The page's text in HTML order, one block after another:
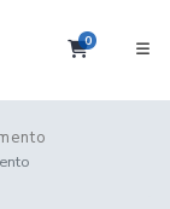
0Carrinho